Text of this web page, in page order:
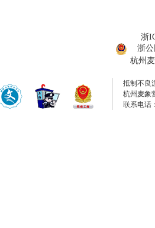
浙
浙公
杭州
抵制不良
杭州麦象
联系电话